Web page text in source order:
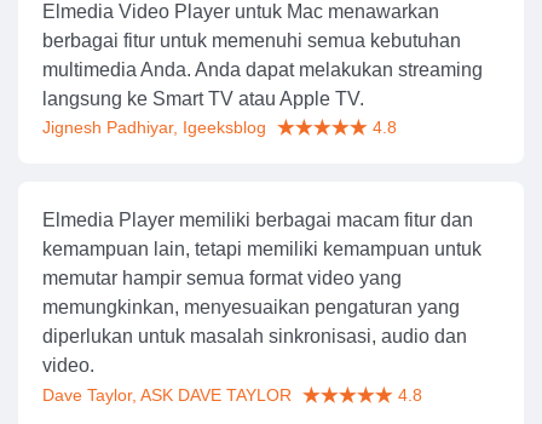
Elmedia Video Player untuk Mac menawarkan
berbagai fitur untuk memenuhi semua kebutuhan
multimedia Anda. Anda dapat melakukan streaming
langsung ke Smart TV atau Apple TV.
Jignesh Padhiyar, Igeeksblog 4.8
Elmedia Player memiliki berbagai macam fitur dan
kemampuan lain, tetapi memiliki kemampuan untuk
memutar hampir semua format video yang
memungkinkan, menyesuaikan pengaturan yang
diperlukan untuk masalah sinkronisasi, audio dan
video.
Dave Taylor, ASK DAVE TAYLOR 4.8